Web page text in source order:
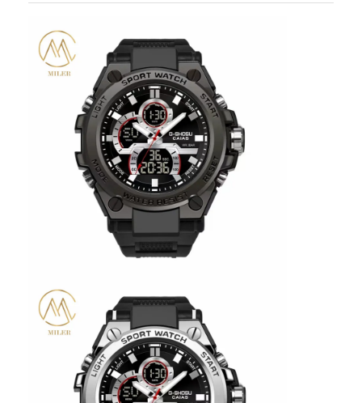
Wycieczka po fabryce
Kontrola jakości
Skontaktuj się z nami
Aktualności
Kwarcowy zegarek na rękę
Zegarek kwarcowy ze skórzanym paskiem
Zegarek z paskiem ze stali nierdzewnej